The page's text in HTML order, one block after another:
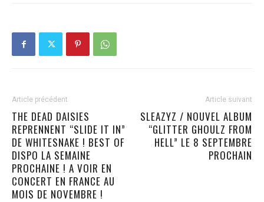
Article précédent
THE DEAD DAISIES
REPRENNENT “SLIDE IT IN”
DE WHITESNAKE ! BEST OF
DISPO LA SEMAINE
PROCHAINE ! A VOIR EN
CONCERT EN FRANCE AU
MOIS DE NOVEMBRE !
Article suivant
SLEAZYZ / NOUVEL ALBUM
“GLITTER GHOULZ FROM
HELL” LE 8 SEPTEMBRE
PROCHAIN